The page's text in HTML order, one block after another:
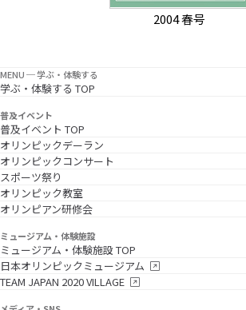
MENU ─ 学ぶ・体験する
学ぶ・体験する TOP
普及イベント
普及イベント TOP
オリンピックデーラン
オリンピックコンサート
スポーツ祭り
オリンピック教室
オリンピアン研修会
ミュージアム・体験施設
ミュージアム・体験施設 TOP
日本オリンピックミュージアム
TEAM JAPAN 2020 VILLAGE
2004 春号